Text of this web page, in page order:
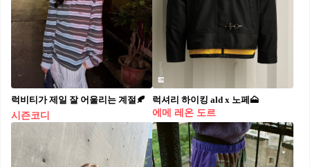
럭비티가 제일 잘 어울리는 계절🍂
시즌코디
럭셔리 하이킹 ald x 노페🗻
에메 레온 도르